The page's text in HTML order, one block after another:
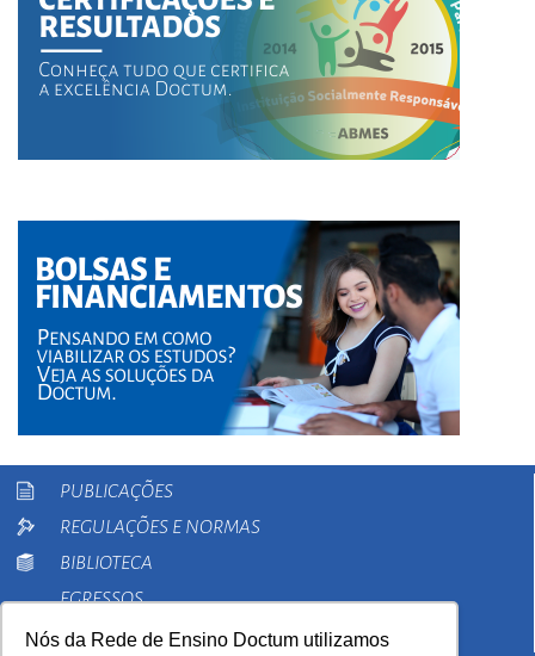
Nós da Rede de Ensino Doctum utilizamos
PUBLICAÇÕES
REGULAÇÕES E NORMAS
BIBLIOTECA
EGRESSOS
PESQUISA